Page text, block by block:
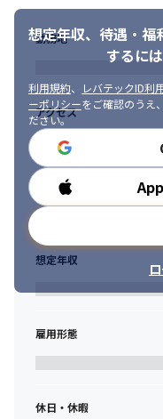
■ 求める人物像
・ビジネス成果に直結す
り抜く方
・技術とビジネスを橋渡
きるコミュニケーター
・新しい分析手法・ツー
究心
・複雑なデータ課題を整
ションに落とし込める方
・品質・ガバナンスを重
想定年収、待遇・福
するに
利用規約、 レバテックID利
ーポリシーをご確認のうえ
ださい。
勤務地
アクセス
勤務時間
想定年収
雇用形態
休日・休暇